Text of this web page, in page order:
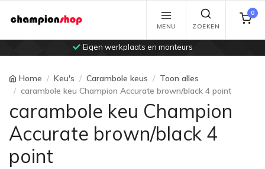
Eigen werkplaats en monteurs
MENU ZOEKEN
0
Home Keu's Carambole keus
Toon alles
carambole keu Champion Accurate brown/black 4 point
carambole keu Champion
Accurate brown/black 4
point